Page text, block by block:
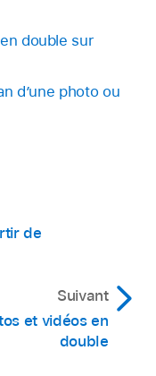
double sur
d’une photo ou
de
Suivant
et vidéos en
double